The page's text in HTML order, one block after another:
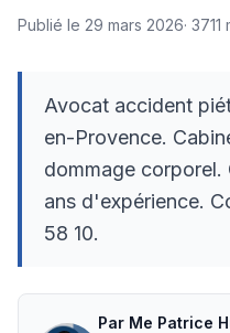
Publié le 29 mars 2026· 3711
Avocat accident
en-Provence.
dommage
ans d'expérience.
58 10.
Par Me Patrice